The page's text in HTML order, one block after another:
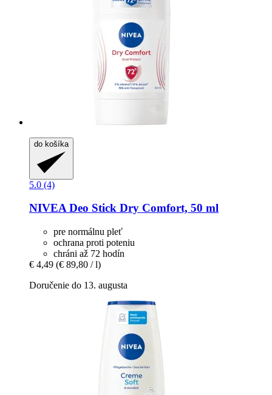
do košíka
5.0 (4)
NIVEADeo Stick Dry Comfort, 50 ml
pre normálnu pleť
ochrana proti poteniu
chráni až 72 hodín
€ 4,49 (€ 89,80 / l)
Doručenie do 13. augusta